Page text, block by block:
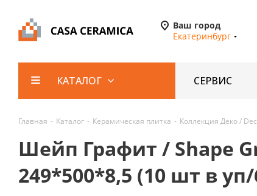
Ваш город
Екатеринбург
КАТАЛОГ СЕРВИС
Главная - Каталог - Керамическая плитка - Коллекция Деко /
Шейп Графит / Shape
249*500*8,5 (10 шт в